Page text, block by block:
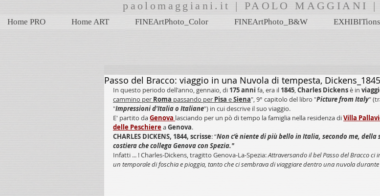
paolomaggiani.it | PAOLO MAGGIANI |
Home PRO Home ART FINEArtPhoto_Color FINEArtPhoto_B&W EXHIBITions
Passo del Bracco: viaggio in una Nuvola di tempesta,
In questo periodo dell'anno, gennaio, di 175 anni fa, era il 1845, Charles Dickens è in
cammino per Roma passando per Pisa e Siena", 9° capitolo del libro "Picture from Italy"
"Impressioni d'Italia o Italiane") in cui descrive il suo viaggio.
E' partito da Genova lasciando per un pò di tempo la famiglia nella residenza di Villa
delle Peschiere a Genova.
CHARLES DICKENS, 1844, scrisse: “Non c’è niente di più bello in Italia, secondo me, della
costiera che collega Genova con Spezia."
Infatti ... ! Charles-Dickens, tragitto Genova-La-Spezia: Attraversando il bel Passo del Bracco ci
un temporale di foschia e pioggia, tanto che ci sembrava di viaggiare dentro una nuvola durante